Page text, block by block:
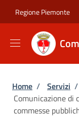
Regione Piemonte
Briciole
Home / Servizi /
Comunicazione di
commesse